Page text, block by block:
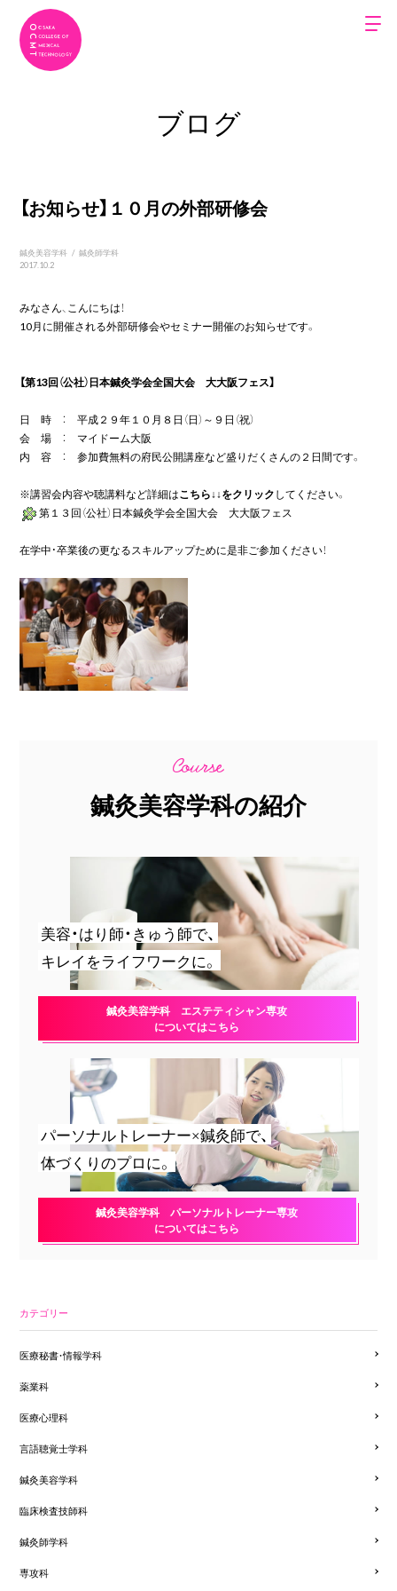
ブログ
【お知らせ】１０月の外部研修会
鍼灸美容学科 / 鍼灸師学科
2017.10.2
みなさん、こんにちは！
10月に開催される外部研修会やセミナー開催のお知らせです。
【第13回（公社）日本鍼灸学会全国大会　大大阪フェス】
日　時　：　平成２９年１０月８日（日）～９日（祝）
会　場　：　マイドーム大阪
内　容　：　参加費無料の府民公開講座など盛りだくさんの２日間です。
※講習会内容や聴講料など詳細はこちら↓↓をクリック
第１３回（公社）日本鍼灸学会全国大会　大大阪フェス
在学中・卒業後の更なるスキルアップために是非ご参加ください！
鍼灸美容学科の紹介
美容・はり師・きゅう師で、
キレイをライフワークに。
鍼灸美容学科 エステティシャン専攻
についてはこちら
パーソナルトレーナー×鍼灸師で、
体づくりのプロに。
鍼灸美容学科 パーソナルトレーナー専攻
についてはこちら
カテゴリー
医療秘書・情報学科
薬業科
医療心理科
言語聴覚士学科
鍼灸美容学科
臨床検査技師科
鍼灸師学科
専攻科